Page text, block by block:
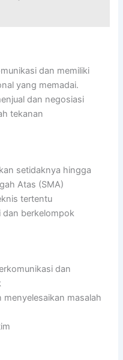
dan memiliki
yang memadai.
dan negosiasi
tekanan
setidaknya hingga
Atas (SMA)
tertentu
dan berkelompok
dan
masalah